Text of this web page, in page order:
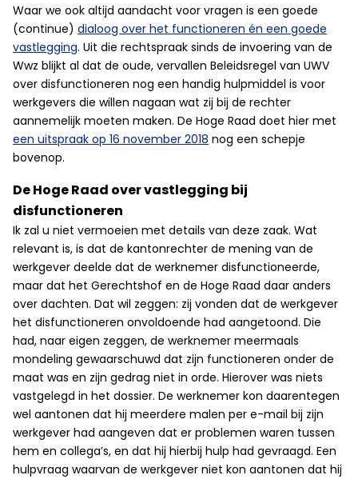
Waar we ook altijd aandacht voor vragen is een goede
(continue) dialoog over het functioneren én een goede
vastlegging. Uit die rechtspraak sinds de invoering van de
Wwz blijkt al dat de oude, vervallen Beleidsregel van UWV
over disfunctioneren nog een handig hulpmiddel is voor
werkgevers die willen nagaan wat zij bij de rechter
aannemelijk moeten maken. De Hoge Raad doet hier met
een uitspraak op 16 november 2018 nog een schepje
bovenop.
De Hoge Raad over vastlegging bij
disfunctioneren
Ik zal u niet vermoeien met details van deze zaak. Wat
relevant is, is dat de kantonrechter de mening van de
werkgever deelde dat de werknemer disfunctioneerde,
maar dat het Gerechtshof en de Hoge Raad daar anders
over dachten. Dat wil zeggen: zij vonden dat de werkgever
het disfunctioneren onvoldoende had aangetoond. Die
had, naar eigen zeggen, de werknemer meermaals
mondeling gewaarschuwd dat zijn functioneren onder de
maat was en zijn gedrag niet in orde. Hierover was niets
vastgelegd in het dossier. De werknemer kon daarentegen
wel aantonen dat hij meerdere malen per e-mail bij zijn
werkgever had aangeven dat er problemen waren tussen
hem en collega’s, en dat hij hierbij hulp had gevraagd. Een
hulpvraag waarvan de werkgever niet kon aantonen dat hij